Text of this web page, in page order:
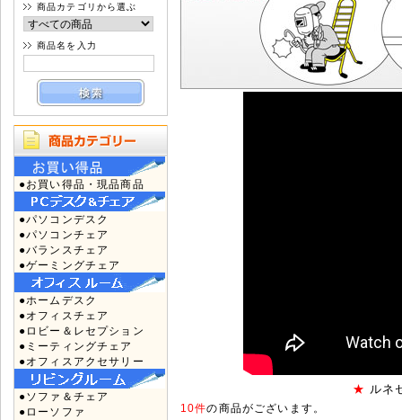
商品カテゴリから選ぶ
商品名を入力
●お買い得品・現品商品
●パソコンデスク
●パソコンチェア
●バランスチェア
●ゲーミングチェア
●ホームデスク
●オフィスチェア
●ロビー＆レセプション
●ミーティングチェア
●オフィスアクセサリー
●ソファ＆チェア
●ローソファ
★ ルネ
10件の商品がございます。